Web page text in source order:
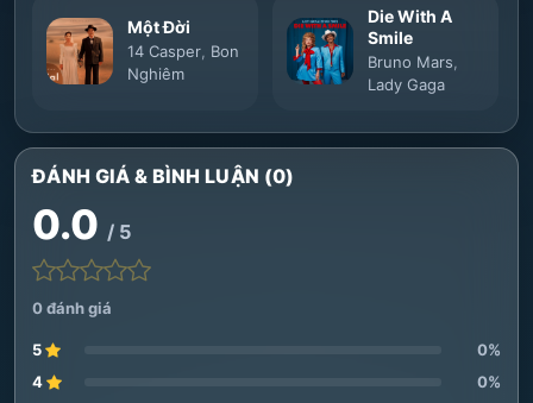
Một Đời
14 Casper Bon
Nghiêm
Die With A
Smile
Bruno Mars
Lady Gaga
ĐÁNH GIÁ & BÌNH LUẬN (0)
0.0 / 5
0 đánh giá
5
0%
4
0%